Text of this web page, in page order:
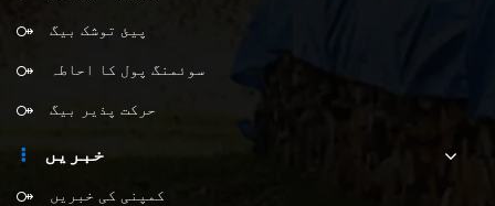
پیئ توشک بیگ
سوئمنگ پول کا احاطہ
حرکت پذیر بیگ
خبریں
کمپنی کی خبریں